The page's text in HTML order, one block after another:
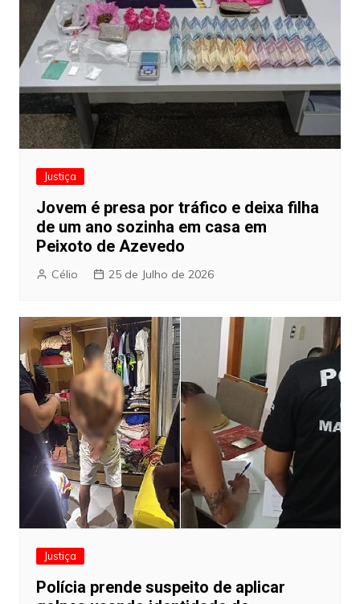
Justiça
Jovem é presa por tráfico e deixa filha
de um ano sozinha em casa em
Peixoto de Azevedo
Célio 25 de Julho de 2026
Justiça
Polícia prende suspeito de aplicar